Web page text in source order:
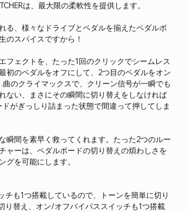
は、最大限の柔軟性を提供します。
る、様々なドライブとペダルを揃えたペダルボ
のスパイスですから！
フェクトを、たった1回のクリックでシームレス
初のペダルをオフにして、2つ目のペダルをオン
のクライマックスで、クリーン信号が一瞬でも
ない、まさにその瞬間に切り替えをしなければ
がぎっしり詰まった状態で間違って押してしま
間を素早く救ってくれます。たった2つのルー
ャーは、ペダルボードの切り替えの煩わしさを
グを可能にします。
も1つ搭載しているので、トーンを簡単に切り
替え、オン/オフバイパススイッチも1つ搭載